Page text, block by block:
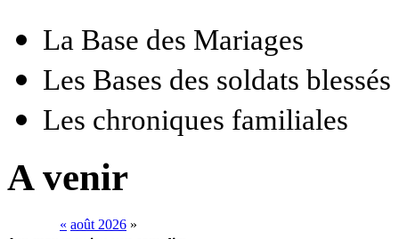
La Base des Mariages
Les Bases des soldats
Les chroniques familiales
A venir
« août 2026 »